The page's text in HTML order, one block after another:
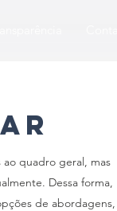
ao quadro geral, mas
Dessa forma,
de abordagens,